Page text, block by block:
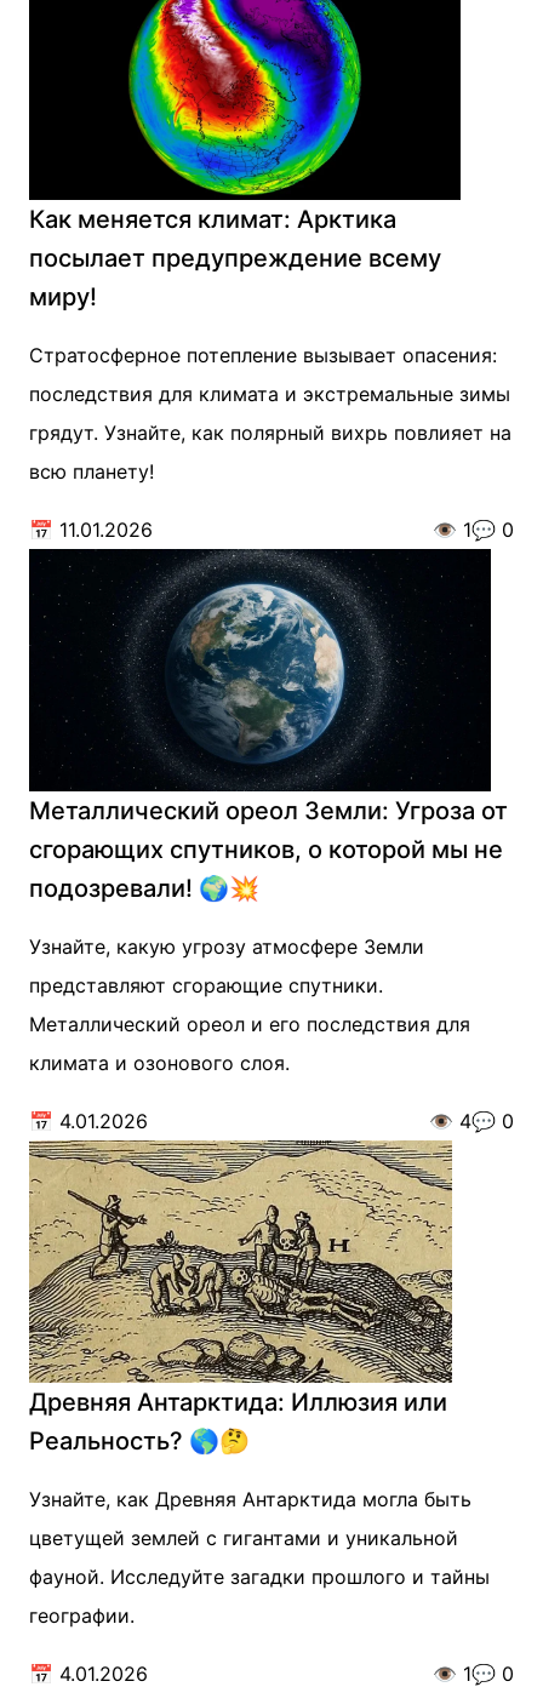
Как меняется климат: Арктика
посылает предупреждение всему
миру!
Стратосферное потепление вызывает опасения:
последствия для климата и экстремальные зимы
грядут. Узнайте, как полярный вихрь повлияет на
всю планету!
📅 11.01.2026 👁️ 1💬 0
Металлический ореол Земли: Угроза от
сгорающих спутников, о которой мы не
подозревали! 🌍💥
Узнайте, какую угрозу атмосфере Земли
представляют сгорающие спутники.
Металлический ореол и его последствия для
климата и озонового слоя.
📅 4.01.2026 👁️ 4💬 0
Древняя Антарктида: Иллюзия или
Реальность? 🌎🤔
Узнайте, как Древняя Антарктида могла быть
цветущей землей с гигантами и уникальной
фауной. Исследуйте загадки прошлого и тайны
географии.
📅 4.01.2026 👁️ 1💬 0